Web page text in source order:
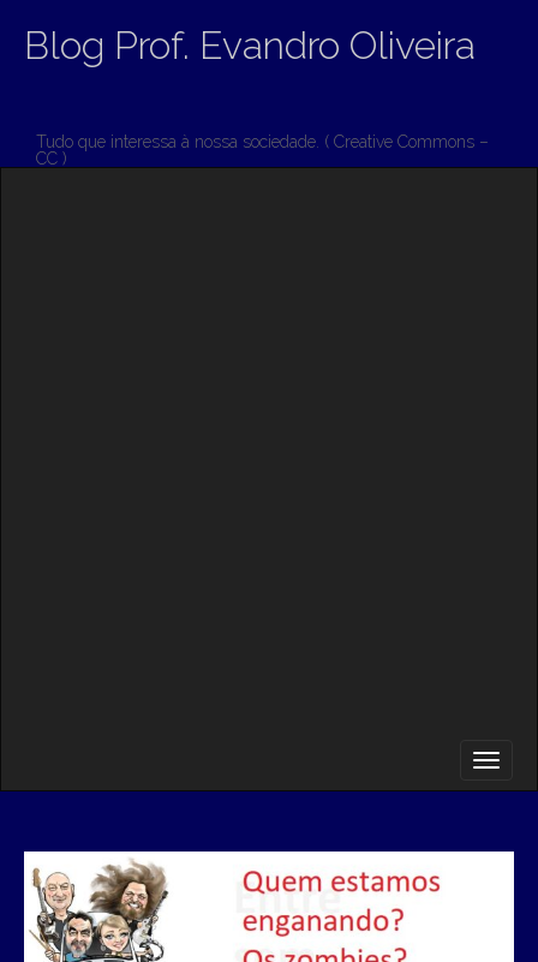
Blog Prof. Evandro Oliveira
Tudo que interessa à nossa sociedade. ( Creative Commons –
CC )